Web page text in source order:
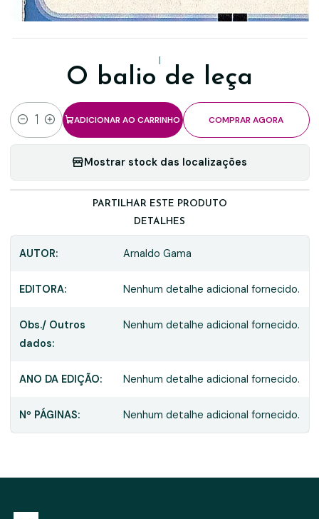
|
O balio de leça
Quantidade
ADICIONAR AO CARRINHO COMPRAR AGORA
Mostrar stock das localizações
PARTILHAR ESTE PRODUTO
DETALHES
AUTOR: Arnaldo Gama
EDITORA: Nenhum detalhe adicional fornecido.
Obs./ Outros
dados:
Nenhum detalhe adicional fornecido.
ANO DA EDIÇÃO: Nenhum detalhe adicional fornecido.
Nº PÁGINAS: Nenhum detalhe adicional fornecido.